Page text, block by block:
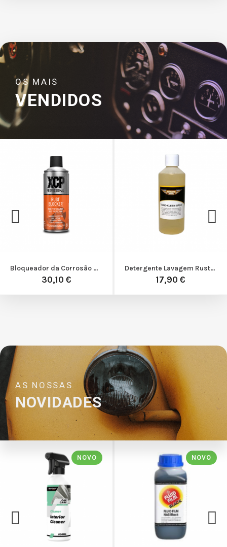
OS MAIS
VENDIDOS
Bloqueador da Corrosão XCP Rust Blocker
30,10 €
Detergente Lavagem Rustbuster Tank-Kleen SP10
17,90 €
NOVO NOVO
AS NOSSAS
NOVIDADES